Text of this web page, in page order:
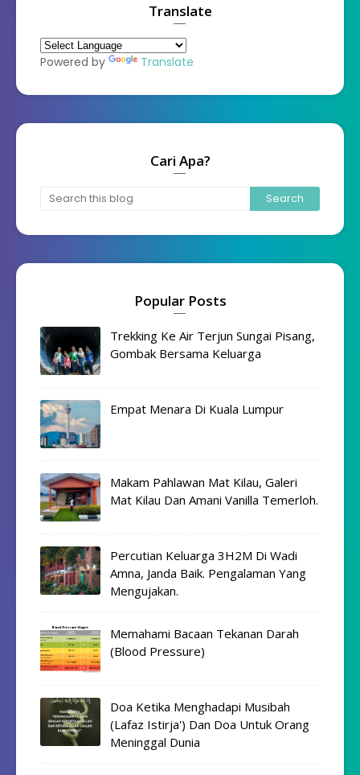
Translate
Powered by Translate
Cari Apa?
Popular Posts
Trekking Ke Air Terjun Sungai Pisang,
Gombak Bersama Keluarga
Empat Menara Di Kuala Lumpur
Makam Pahlawan Mat Kilau, Galeri
Mat Kilau Dan Amani Vanilla Temerloh.
Percutian Keluarga 3H2M Di Wadi
Amna, Janda Baik. Pengalaman Yang
Mengujakan.
Memahami Bacaan Tekanan Darah
(Blood Pressure)
Doa Ketika Menghadapi Musibah
(Lafaz Istirja') Dan Doa Untuk Orang
Meninggal Dunia